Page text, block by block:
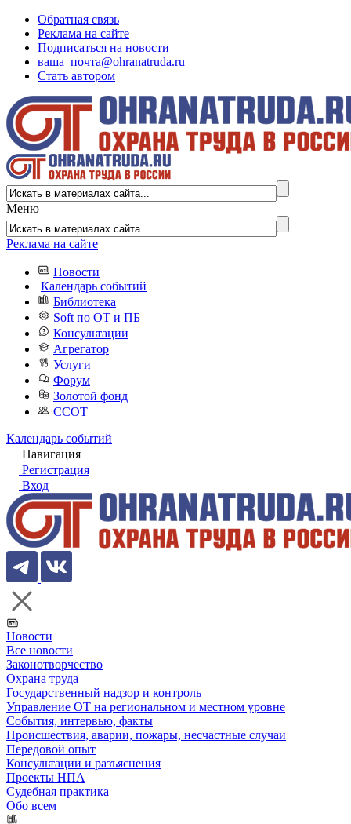
Обратная связь
Реклама на сайте
Подписаться на новости
ваша_почта@ohranatruda.ru
Стать автором
Меню
Реклама на сайте
Новости
Календарь событий
Библиотека
Soft по ОТ и ПБ
Консультации
Агрегатор
Услуги
Форум
Золотой фонд
ССОТ
Календарь событий
Навигация
Регистрация
Вход
Новости
Все новости
Законотворчество
Охрана труда
Государственный надзор и контроль
Управление ОТ на региональном и местном уровне
События, интервью, факты
Происшествия, аварии, пожары, несчастные случаи
Передовой опыт
Консультации и разъяснения
Проекты НПА
Судебная практика
Обо всем